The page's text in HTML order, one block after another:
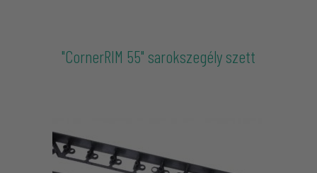
"CornerRIM 55" sarokszegély szett
egymáshoz egyenesen de akár 90 fokban